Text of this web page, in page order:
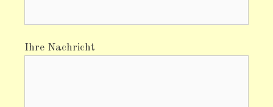
Ihre Nachricht